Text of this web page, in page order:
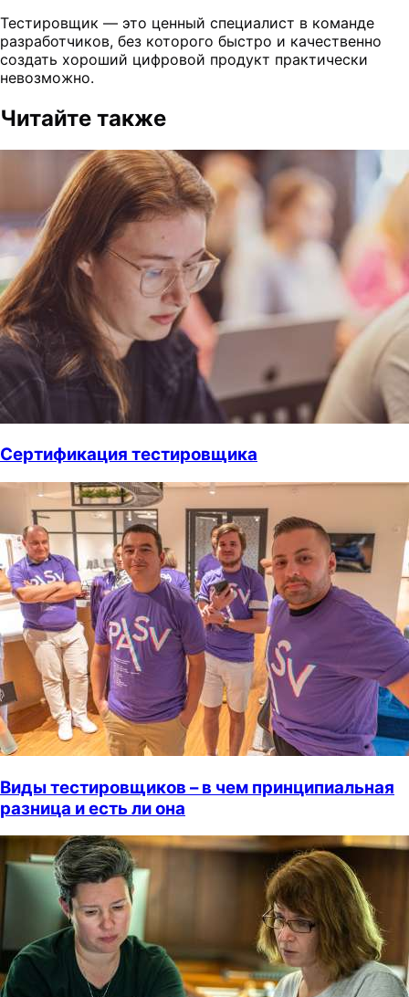
Тестировщик — это ценный специалист в команде
разработчиков, без которого быстро и качественно
создать хороший цифровой продукт практически
невозможно.
Читайте также
Сертификация тестировщика
Виды тестировщиков – в чем принципиальная
разница и есть ли она